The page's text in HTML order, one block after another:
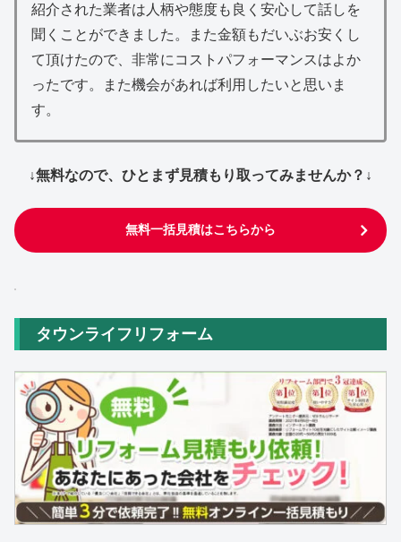
紹介された業者は人柄や態度も良く安心して話しを
聞くことができました。また金額もだいぶお安くし
て頂けたので、非常にコストパフォーマンスはよか
ったです。また機会があれば利用したいと思いま
す。
↓無料なので、ひとまず見積もり取ってみませんか？↓
無料一括見積はこちらから
タウンライフリフォーム